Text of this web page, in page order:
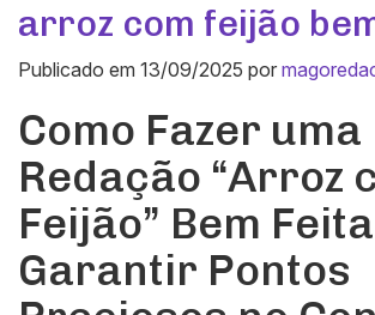
arroz com feijão
Publicado em 13/09/2025 por
Como Fazer uma
Redação “Arroz
Feijão” Bem
Garantir Pontos